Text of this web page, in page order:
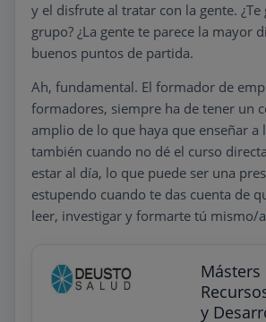
y el disfrute al tratar con la gente. ¿Te
grupo? ¿La gente te parece la mayor
buenos puntos de partida.
Ah, fundamental. El formador de
formadores, siempre ha de tener un
amplio de lo que haya que enseñar a
también cuando no dé el curso
estar al día, lo que puede ser una
estupendo cuando te das cuenta de
leer, investigar y formarte tú mismo/
Másters
y